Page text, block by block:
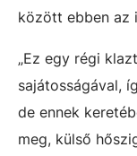
között ebben az
„Ez egy régi
sajátosságával,
de ennek
meg, külső